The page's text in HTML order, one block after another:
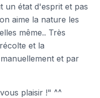
un état d'esprit et pas
aime la nature les
même.. Très
et la
et par
plaisir !" ^^